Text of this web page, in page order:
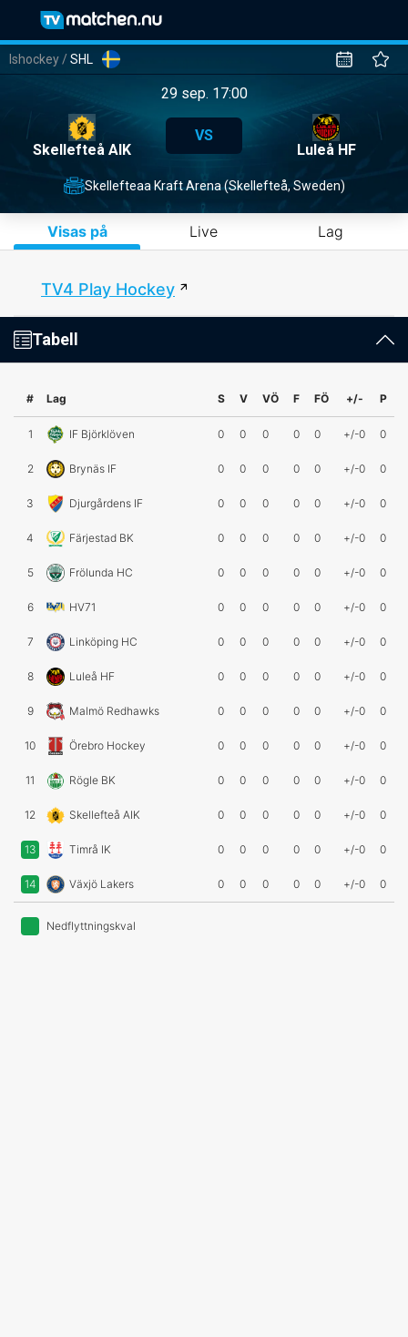
Ishockey /SHL
29 sep. 17:00
Skellefteå AIK
VS
Luleå HF
Skellefteaa Kraft Arena (Skellefteå, Sweden)
Visas på Live Lag
TV4 Play Hockey
Tabell
# Lag S V VÖ F FÖ +/- P
1 IF Björklöven 0 0 0 0 0 +/-0 0
2 Brynäs IF 0 0 0 0 0 +/-0 0
3 Djurgårdens IF 0 0 0 0 0 +/-0 0
4 Färjestad BK 0 0 0 0 0 +/-0 0
5 Frölunda HC 0 0 0 0 0 +/-0 0
6 HV71 0 0 0 0 0 +/-0 0
7 Linköping HC 0 0 0 0 0 +/-0 0
8 Luleå HF 0 0 0 0 0 +/-0 0
9 Malmö Redhawks 0 0 0 0 0 +/-0 0
10 Örebro Hockey 0 0 0 0 0 +/-0 0
11 Rögle BK 0 0 0 0 0 +/-0 0
12 Skellefteå AIK 0 0 0 0 0 +/-0 0
13 Timrå IK 0 0 0 0 0 +/-0 0
14 Växjö Lakers 0 0 0 0 0 +/-0 0
Nedflyttningskval